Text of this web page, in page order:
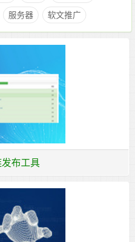
服务器 软文推广
布工具